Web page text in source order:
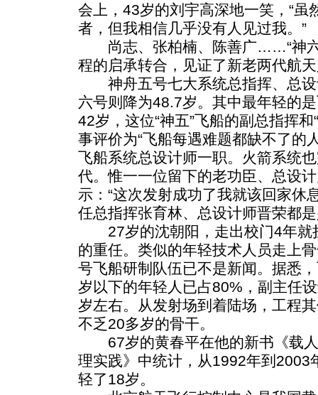
会上，43岁的刘宇高深地一笑，“虽
者，但我相信几乎没有人见过我。”
尚志、张柏楠、陈善广……“神六
程的启承转合，见证了新老两代航
神舟五号七大系统总指挥、总设
六号则降为48.7岁。其中最年轻的
42岁，这位“神五”飞船的副总指挥
事评价为“飞船每遇难题都缺不了的
飞船系统总设计师一职。火箭系统
代。惟一一位留下的老功臣、总设
示：“这次发射成功了我就该回家休
任总指挥张育林、总设计师晋荣都
27岁的沈朝阳，走出校门4年就
的重任。类似的年轻技术人员走上
号飞船研制队伍已不是新闻。据悉
岁以下的年轻人已占80%，副主任
岁左右。从发射场到着陆场，工程
不乏20多岁的骨干。
67岁的黄春平在他的新书《载人
理实践》中统计，从1992年到2003
轻了18岁。